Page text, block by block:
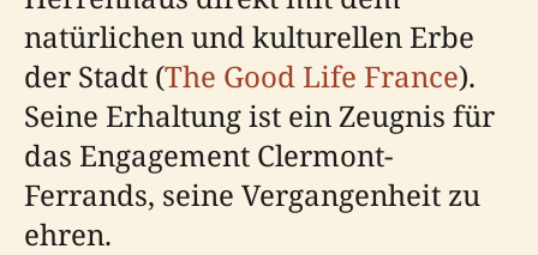
natürlichen und kulturellen Erbe
der Stadt (The Good Life France).
Seine Erhaltung ist ein Zeugnis für
das Engagement Clermont-
Ferrands, seine Vergangenheit zu
ehren.